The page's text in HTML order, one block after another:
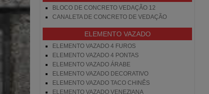
BLOCO DE CONCRETO VEDAÇÃO 12
CANALETA DE CONCRETO DE VEDAÇÃO
ELEMENTO VAZADO
ELEMENTO VAZADO 4 FUROS
ELEMENTO VAZADO 4 PONTAS
ELEMENTO VAZADO ÁRABE
ELEMENTO VAZADO DECORATIVO
ELEMENTO VAZADO TACO CHINÊS
ELEMENTO VAZADO VENEZIANA